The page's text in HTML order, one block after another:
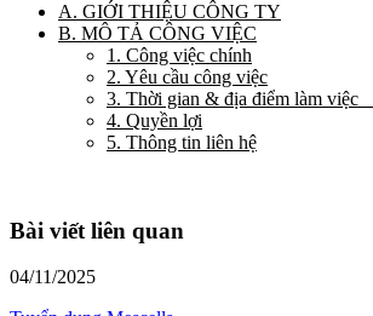
A. GIỚI THIỆU CÔNG TY
B. MÔ TẢ CÔNG VIỆC
1. Công việc chính
2. Yêu cầu công việc
3. Thời gian & địa điểm làm
4. Quyền lợi
5. Thông tin liên hệ
Bài viết liên quan
04/11/2025